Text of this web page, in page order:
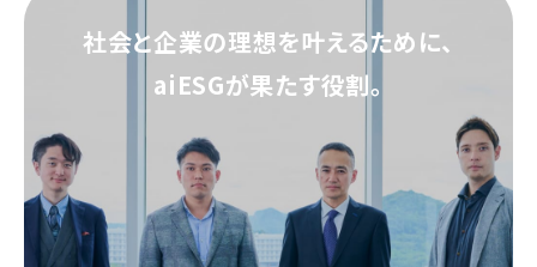
社会と企業の理想を叶えるために、
aiESGが果たす役割。